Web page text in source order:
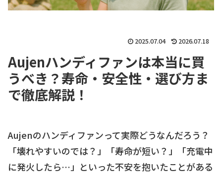
2025.07.04 2026.07.18
Aujenハンディファンは本当に買
うべき？寿命・安全性・選び方ま
で徹底解説！
Aujenのハンディファンって実際どうなんだろう？
「壊れやすいのでは？」「寿命が短い？」「充電中
に発火したら…」といった不安を抱いたことがある